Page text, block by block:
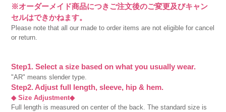
※オーダーメイド商品につきご注文後のご変更及びキャン
セルはできかねます。
Please note that all our made to order items are not eligible for cancel
or return.
Step1. Select a size based on what you usually wear.
"AR" means slender type.
Step2. Adjust full length, sleeve, hip & hem.
◆ Size Adjustment◆
Full length is measured on center of the back. The standard size is